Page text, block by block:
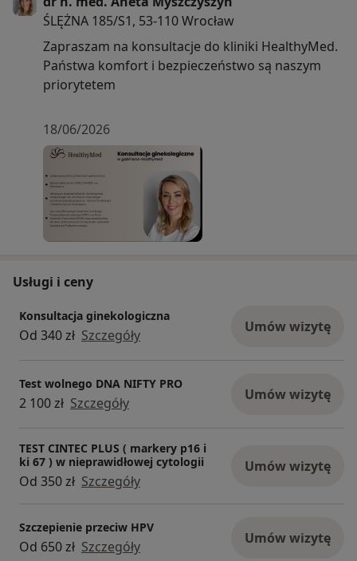
ŚLĘŻNA 185/S1, 53-110 Wrocław
Zapraszam na konsultacje do kliniki HealthyMed.
Państwa komfort i bezpieczeństwo są naszym
priorytetem
18/06/2026
Usługi i ceny
Konsultacja ginekologiczna
Od 340 zł Szczegóły Umów wizytę
Test wolnego DNA NIFTY PRO
2 100 zł Szczegóły Umów wizytę
TEST CINTEC PLUS ( markery p16 i
ki 67 ) w nieprawidłowej cytologii
Od 350 zł Szczegóły
Umów wizytę
Szczepienie przeciw HPV
Od 650 zł Szczegóły Umów wizytę